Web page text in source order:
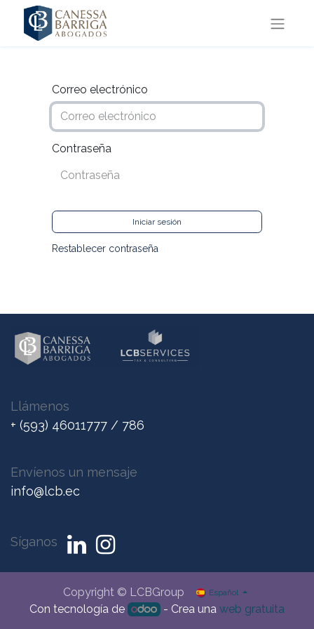
Correo electrónico
Contraseña
Iniciar sesión
Restablecer contraseña
Llámenos
+ (593) 46011777 / 786
Envíenos un mensaje
info@lcb.ec
Síganos
Copyright © LCBGroup Español
Con tecnología de - Crea una web gratuita